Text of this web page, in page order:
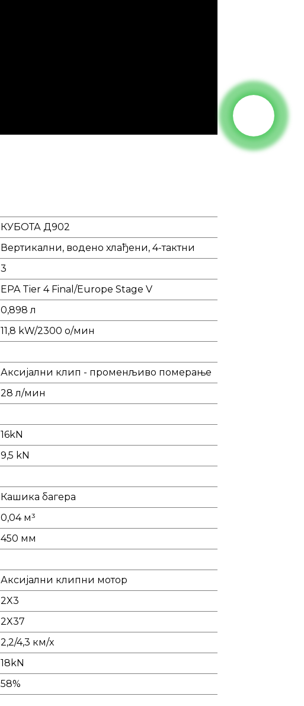
КУБОТА Д902
Вертикални, водено хлађени, 4-тактни
3
EPA Tier 4 Final/Europe Stage V
0,898 л
11,8 kW/2300 о/мин
Аксијални клип - променљиво померање
28 л/мин
16kN
9,5 kN
Кашика багера
0,04 м³
450 мм
Аксијални клипни мотор
2X3
2X37
2,2/4,3 км/х
18kN
58%